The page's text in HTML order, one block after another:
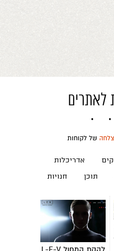
לאתרים
של לקוחות
אדריכלות
תוכן חנויות